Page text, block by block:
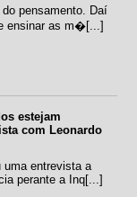
pensamento. Daí
ensinar as m�[...]
estejam
com Leonardo
uma entrevista a
perante a Inq[...]